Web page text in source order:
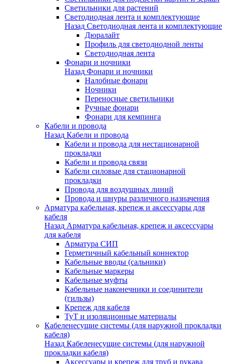
Светильники для растений
Светодиодная лента и комплектующие
Назад Светодиодная лента и комплектующие
Дюралайт
Профиль для светодиодной ленты
Светодиодная лента
Фонари и ночники
Назад Фонари и ночники
Налобные фонари
Ночники
Переносные светильники
Ручные фонари
Фонари для кемпинга
Кабели и провода
Назад Кабели и провода
Кабели и провода для нестационарной
прокладки
Кабели и провода связи
Кабели силовые для стационарной
прокладки
Провода для воздушных линий
Провода и шнуры различного назначения
Арматура кабельная, крепеж и аксессуары для
кабеля
Назад Арматура кабельная, крепеж и аксессуары
для кабеля
Арматура СИП
Герметичный кабельный коннектор
Кабельные вводы (сальники)
Кабельные маркеры
Кабельные муфты
Кабельные наконечники и соединители
(гильзы)
Крепеж для кабеля
ТуТ и изоляционные материалы
Кабеленесущие системы (для наружной прокладки
кабеля)
Назад Кабеленесущие системы (для наружной
прокладки кабеля)
Аксессуары и крепеж для труб и рукава